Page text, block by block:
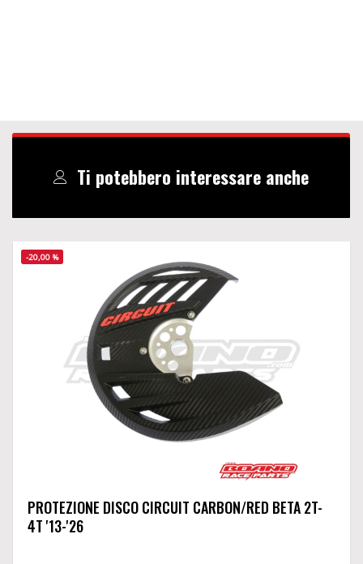
Ti potebbero interessare anche
-20,00 %
PROTEZIONE DISCO CIRCUIT CARBON/RED BETA 2T-
4T '13-'26